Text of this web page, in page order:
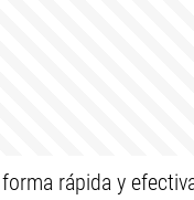
rápida y